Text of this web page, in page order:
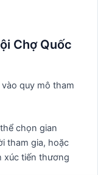
Chợ Quốc
vào quy mô tham
chọn gian
tham gia, hoặc
xúc tiến thương